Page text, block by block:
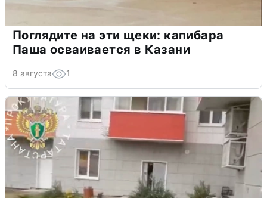
Поглядите на эти щеки: капибара
Паша осваивается в Казани
8 августа 1